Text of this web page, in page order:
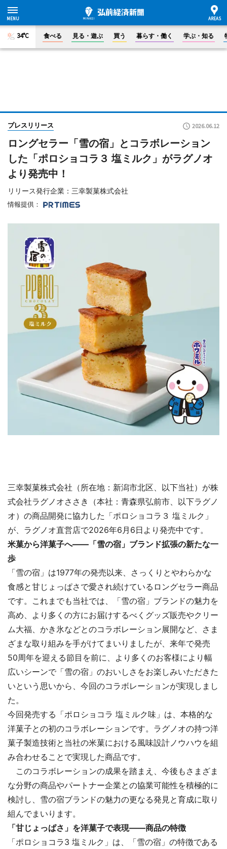
34°C 食べる 見る・遊ぶ 買う 暮らす・働く 学ぶ・知る
プレスリリース 2026.06.12
ロングセラー「雪の宿」とコラボレーション
した「ポロショコラ３ 塩ミルク」がラグノオ
より発売中！
リリース発行企業：三幸製菓株式会社
情報提供：
三幸製菓株式会社（所在地：新潟市北区、以下当社）が株
式会社ラグノオささき（本社：青森県弘前市、以下ラグノ
オ）の商品開発に協力した「ポロショコラ３ 塩ミルク」
が、ラグノオ直営店で2026年6月6日より発売中です。
米菓から洋菓子へ――「雪の宿」ブランド拡張の新たな一
歩
「雪の宿」は1977年の発売以来、さっくりとやわらかな
食感と甘じょっぱさで愛され続けているロングセラー商品
です。これまでも当社では、「雪の宿」ブランドの魅力を
高め、より多くの方にお届けするべくグッズ販売やクリー
ム大福、かき氷などとのコラボレーション展開など、さま
ざまな取り組みを手がけてまいりましたが、来年で発売
50周年を迎える節目を前に、より多くのお客様により幅
広いシーンで「雪の宿」のおいしさをお楽しみいただきた
いという思いから、今回のコラボレーションが実現しまし
た。
今回発売する「ポロショコラ 塩ミルク味」は、本格的な
洋菓子との初のコラボレーションです。ラグノオの持つ洋
菓子製造技術と当社の米菓における風味設計ノウハウを組
み合わせることで実現した商品です。
このコラボレーションの成果を踏まえ、今後もさまざま
な分野の商品やパートナー企業との協業可能性を積極的に
検討し、雪の宿ブランドの魅力の更なる発見と育成に取り
組んでまいります。
「甘じょっぱさ」を洋菓子で表現――商品の特徴
「ポロショコラ3 塩ミルク」は、「雪の宿」の特徴である